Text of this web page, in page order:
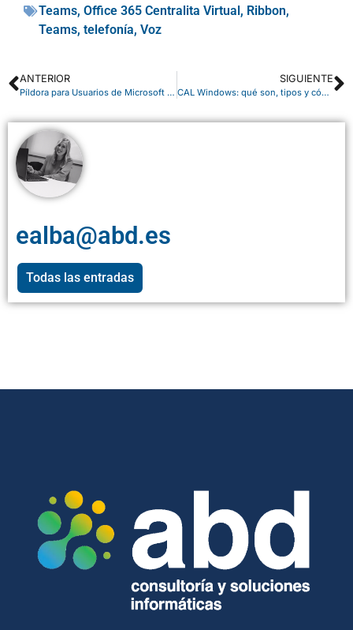
Teams, Office 365 Centralita Virtual, Ribbon,
Teams, telefonía, Voz
ANTERIOR
Píldora para Usuarios de Microsoft 365: artículos de interés
SIGUIENTE
CAL Windows: qué son, tipos y cómo elegir la adecuada
ealba@abd.es
Todas las entradas